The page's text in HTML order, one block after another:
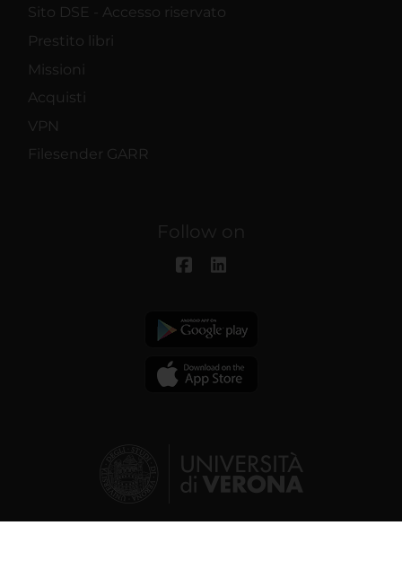
Sito DSE - Accesso riservato
Prestito libri
Missioni
Acquisti
VPN
Filesender GARR
Follow on